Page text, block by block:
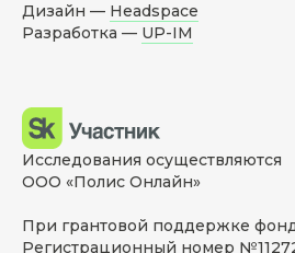
Дизайн — Headspace
Разработка — UP-IM
Исследования осуществляются
ООО «Полис Онлайн»
При грантовой поддержке
Регистрационный номер